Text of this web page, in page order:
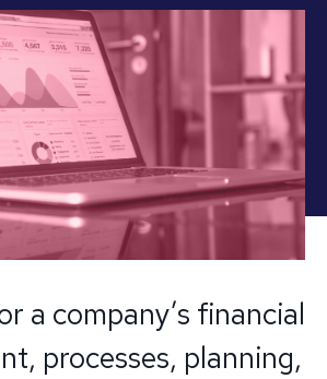
a company’s financial
processes, planning,